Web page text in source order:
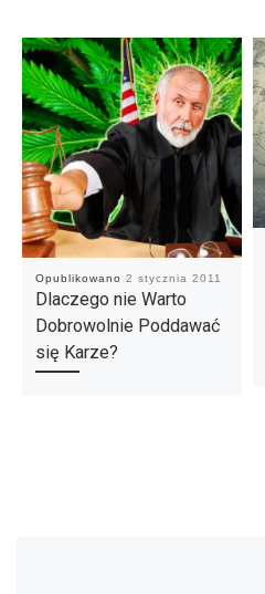
Opublikowano 2 stycznia 2011
Dlaczego nie Warto
Dobrowolnie Poddawać
się Karze?